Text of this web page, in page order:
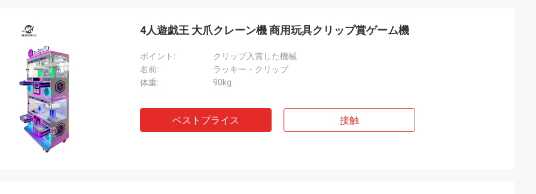
4人遊戯王 大爪クレーン機 商用玩具クリップ賞ゲーム機
ポイント:
クリップ入賞した機械
名前:
ラッキー・クリップ
体重:
90kg
ベストプライス 接触